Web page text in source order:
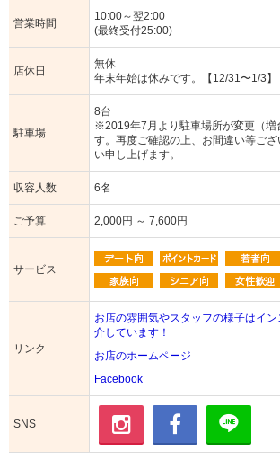
営業時間
10:00～翌2:00
(最終受付25:00)
店休日
無休
年末年始は休みです。【12/31〜1/3】
駐車場
8台
※2019年7月より駐車場所が変更（増
す。再度ご確認の上、お間違い等ご
い申し上げます。
収容人数 6名
ご予算 2,000円 ～ 7,600円
サービス
リンク
お店の雰囲気やスタッフの様子はイ
介しています！
お店のホームページ
Facebook
SNS